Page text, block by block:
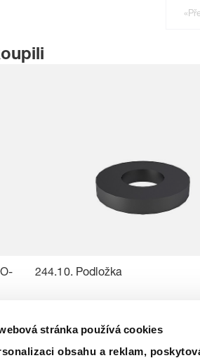
stránka používá cookies
obsahu a reklam,
«
244.10. Podložka